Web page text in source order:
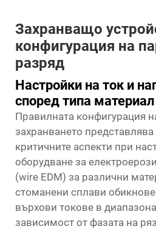
Захранващо
конфигурация на
разряд
Настройки на ток и
според типа материал
Правилната конфигурация
захранването
критичните аспекти при
оборудване за
(wire EDM) за различни
стоманени сплави
върхови токове в
зависимост от фазата на